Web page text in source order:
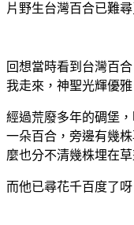
片野生台灣百合已難尋
回想當時看到台灣百
我走來，神聖光輝優雅
經過荒廢多年的碉堡
一朵百合，旁邊有幾
麼也分不清幾株埋在
而他已尋花千百度了呀